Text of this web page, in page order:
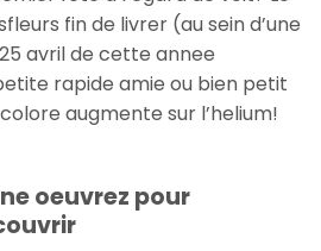
fin de livrer (au sein d’une
avril de cette annee
rapide amie ou bien petit
augmente sur l’helium!
oeuvrez pour